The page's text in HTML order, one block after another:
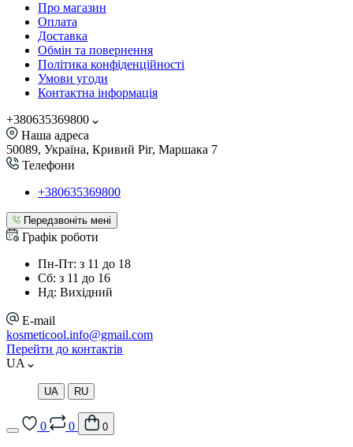
Про магазин
Оплата
Доставка
Обмін та повернення
Політика конфіденційності
Умови угоди
Контактна інформація
+380635369800
Наша адреса
50089, Україна, Кривий Ріг, Маршака 7
Телефони
+380635369800
Передзвоніть мені
Графік роботи
Пн-Пт: з 11 до 18
Сб: з 11 до 16
Нд: Вихідний
E-mail
kosmeticool.info@gmail.com
Перейти до контактів
UA
UA RU
0 0 0